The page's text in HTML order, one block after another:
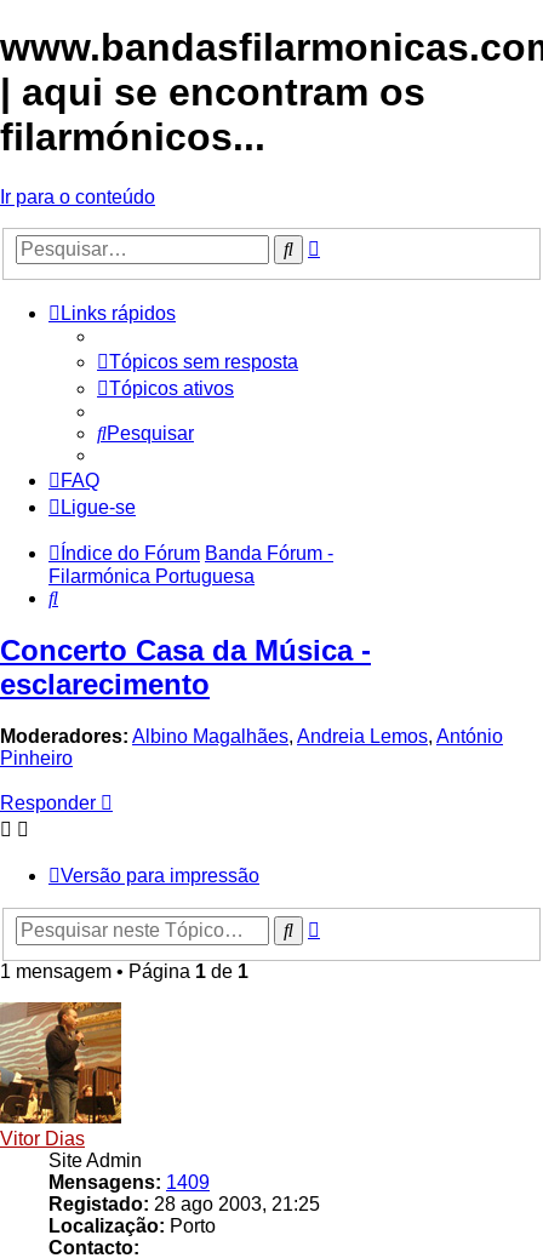
| aqui se encontram os
filarmónicos...
Ir para o conteúdo
Pesquisar
Links rápidos
Tópicos sem resposta
Tópicos ativos
Pesquisar
FAQ
Ligue-se
Índice do Fórum Banda Fórum -
Filarmónica Portuguesa
Pesquisar
Concerto Casa da Música -
esclarecimento
Moderadores: Albino Magalhães, Andreia Lemos, António
Pinheiro
Responder
Versão para impressão
Pesquisar
1 mensagem • Página 1 de 1
Vitor Dias
Site Admin
Mensagens: 1409
Registado: 28 ago 2003, 21:25
Localização: Porto
Contacto: